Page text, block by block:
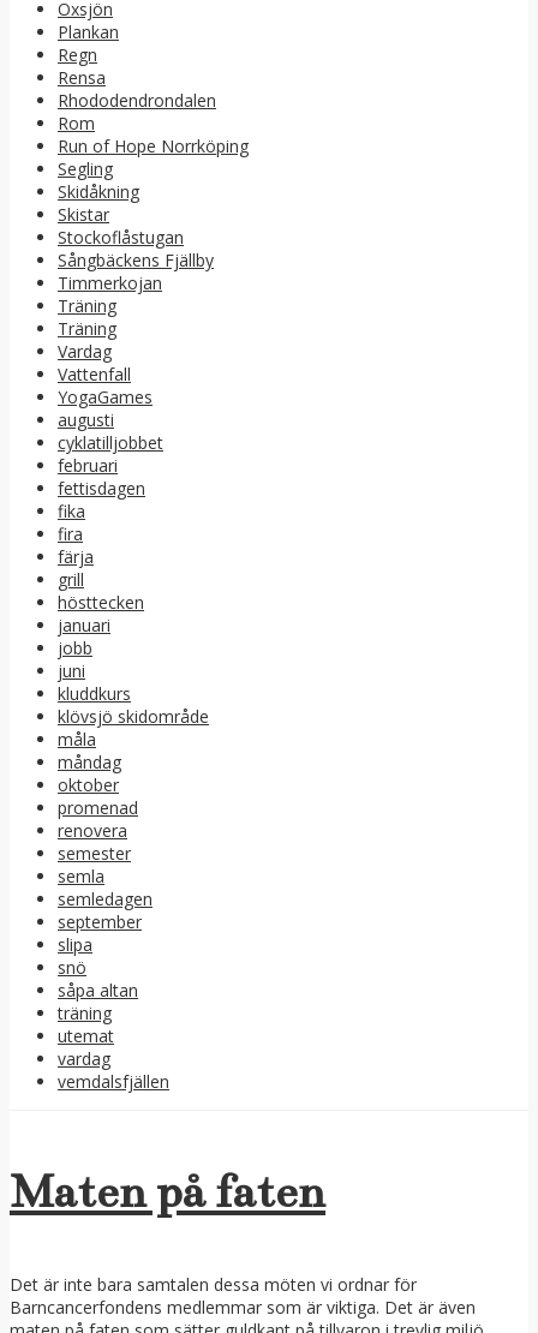
Oxsjön
Plankan
Regn
Rensa
Rhododendrondalen
Rom
Run of Hope Norrköping
Segling
Skidåkning
Skistar
Stockoflåstugan
Sångbäckens Fjällby
Timmerkojan
Träning
Träning
Vardag
Vattenfall
YogaGames
augusti
cyklatilljobbet
februari
fettisdagen
fika
fira
färja
grill
hösttecken
januari
jobb
juni
kluddkurs
klövsjö skidområde
måla
måndag
oktober
promenad
renovera
semester
semla
semledagen
september
slipa
snö
såpa altan
träning
utemat
vardag
vemdalsfjällen
Maten på faten
Det är inte bara samtalen dessa möten vi ordnar för
Barncancerfondens medlemmar som är viktiga. Det är även